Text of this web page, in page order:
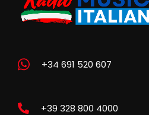
+34 691 520 607
+39 328 800 4000